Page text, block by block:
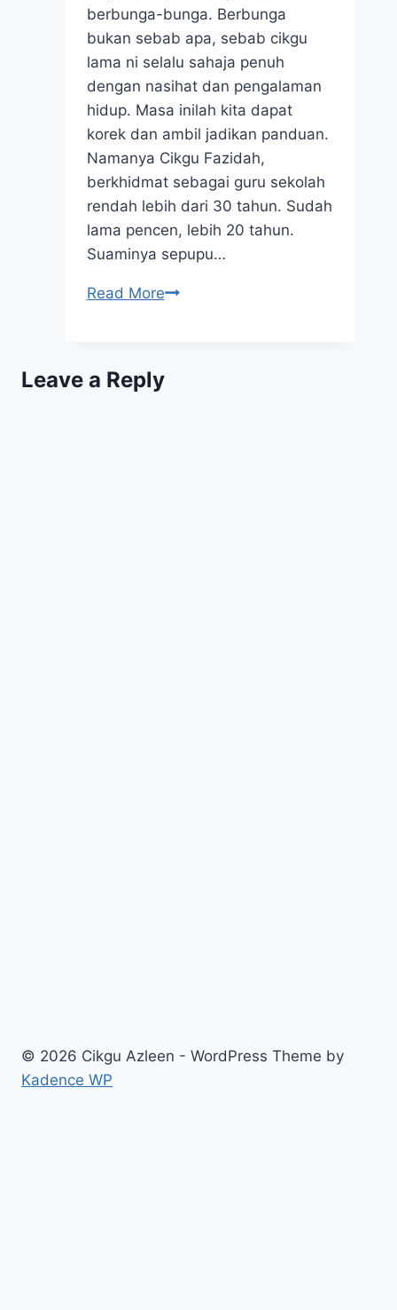
berbunga-bunga. Berbunga
bukan sebab apa, sebab cikgu
lama ni selalu sahaja penuh
dengan nasihat dan pengalaman
hidup. Masa inilah kita dapat
korek dan ambil jadikan panduan.
Namanya Cikgu Fazidah,
berkhidmat sebagai guru sekolah
rendah lebih dari 30 tahun. Sudah
lama pencen, lebih 20 tahun.
Suaminya sepupu…
Read More5
Leave a Reply
© 2026 Cikgu Azleen - WordPress Theme by
Kadence WP